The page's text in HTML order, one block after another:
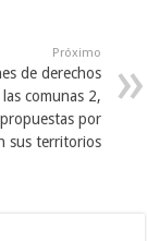
Próximo
de derechos
comunas 2,
por
sus territorios